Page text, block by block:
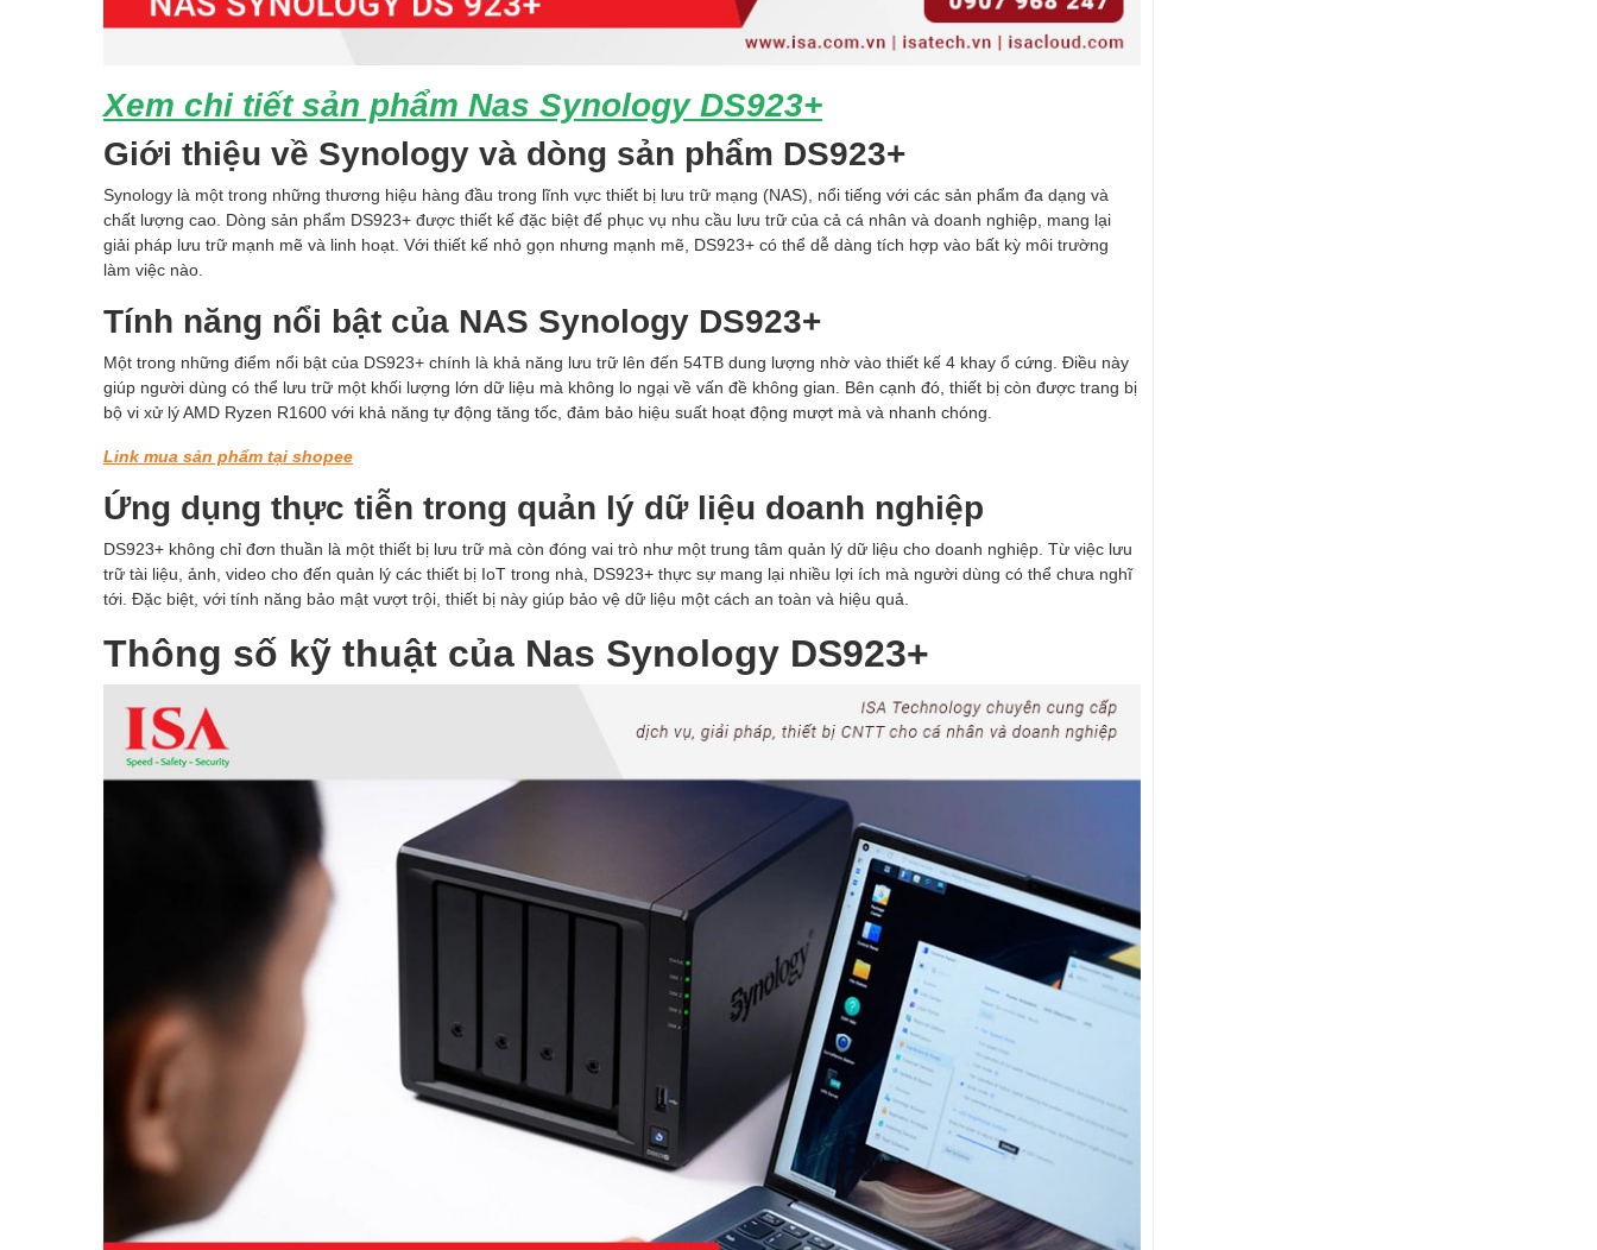
Xem chi tiết sản phẩm Nas Synology DS923+
Giới thiệu về Synology và dòng sản phẩm DS923+
Synology là một trong những thương hiệu hàng đầu trong lĩnh vực thiết bị lưu trữ mạng (NAS), nổi tiếng với các sản phẩm đa dạng và
chất lượng cao. Dòng sản phẩm DS923+ được thiết kế đặc biệt để phục vụ nhu cầu lưu trữ của cả cá nhân và doanh nghiệp, mang lại
giải pháp lưu trữ mạnh mẽ và linh hoạt. Với thiết kế nhỏ gọn nhưng mạnh mẽ, DS923+ có thể dễ dàng tích hợp vào bất kỳ môi trường
làm việc nào.
Tính năng nổi bật của NAS Synology DS923+
Một trong những điểm nổi bật của DS923+ chính là khả năng lưu trữ lên đến 54TB dung lượng nhờ vào thiết kế 4 khay ổ cứng. Điều này
giúp người dùng có thể lưu trữ một khối lượng lớn dữ liệu mà không lo ngại về vấn đề không gian. Bên cạnh đó, thiết bị còn được trang bị
bộ vi xử lý AMD Ryzen R1600 với khả năng tự động tăng tốc, đảm bảo hiệu suất hoạt động mượt mà và nhanh chóng.
Link mua sản phẩm tại shopee
Ứng dụng thực tiễn trong quản lý dữ liệu doanh nghiệp
DS923+ không chỉ đơn thuần là một thiết bị lưu trữ mà còn đóng vai trò như một trung tâm quản lý dữ liệu cho doanh nghiệp. Từ việc lưu
trữ tài liệu, ảnh, video cho đến quản lý các thiết bị IoT trong nhà, DS923+ thực sự mang lại nhiều lợi ích mà người dùng có thể chưa nghĩ
tới. Đặc biệt, với tính năng bảo mật vượt trội, thiết bị này giúp bảo vệ dữ liệu một cách an toàn và hiệu quả.
Thông số kỹ thuật của Nas Synology DS923+